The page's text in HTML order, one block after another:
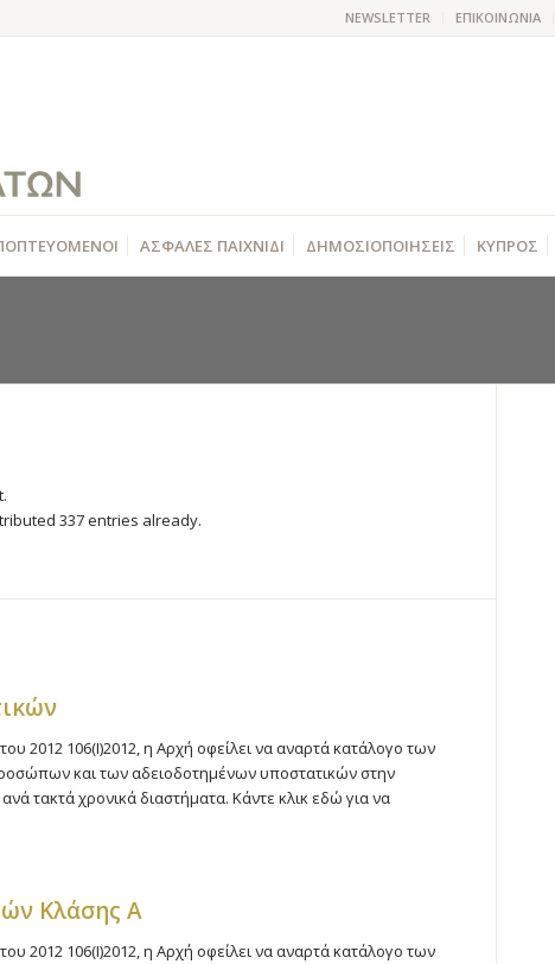
NEWSLETTER ΕΠΙΚΟΙΝΩΝΙΑ
ΑΣΦΑΛΕΣ ΠΑΙΧΝΙΔΙ ΔΗΜΟΣΙΟΠΟΙΗΣΕΙΣ ΚΥΠΡΟΣ
337 entries already.
2012 106(Ι)2012, η Αρχή οφείλει να αναρτά κατάλογο των
και των αδειοδοτημένων υποστατικών στην
τακτά χρονικά διαστήματα. Κάντε κλικ εδώ για να
Κλάσης Α
2012 106(Ι)2012, η Αρχή οφείλει να αναρτά κατάλογο των